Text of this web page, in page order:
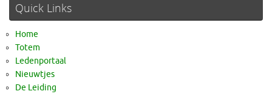
Quick Links
Home
Totem
Ledenportaal
Nieuwtjes
De Leiding